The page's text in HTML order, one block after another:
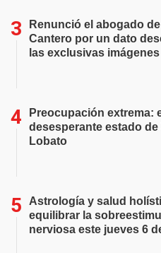
Renunció el abogado
Cantero por un dato
las exclusivas
Preocupación extrema:
desesperante estado de
Lobato
Astrología y salud
equilibrar la
nerviosa este jueves 6